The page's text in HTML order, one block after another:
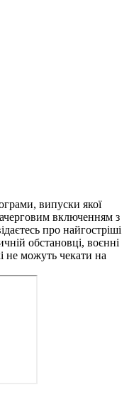
випуски якої
включенням з
про найгостріші
обстановці, воєнні
не можуть чекати на